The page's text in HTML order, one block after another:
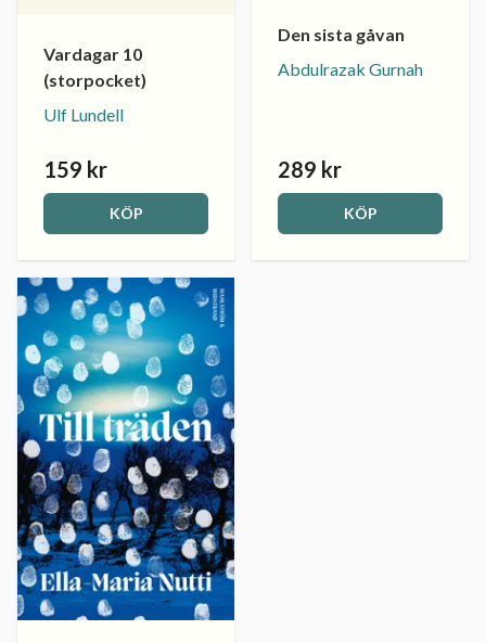
Vardagar 10
(storpocket)
Ulf Lundell
159 kr
KÖP
Den sista gåvan
Abdulrazak Gurnah
289 kr
KÖP